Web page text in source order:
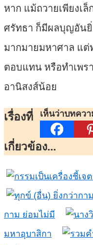
หาก แม้ถวายเพียงเ
ศรัทธา ก็มีผลบุญอัน
มากมายมหาศาล แต่
ตอบแทน หรือทำเพ
อานิสงส์น้อย
เห็นว่าบทคว
เรื่องที่
เกี่ยวข้อง...
กาม ย่อมไม่มี
มหาอุบาสิกา